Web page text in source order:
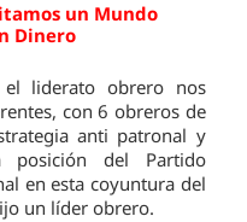
un Mundo
Dinero
el liderato obrero nos
con 6 obreros de
anti patronal y
del Partido
en esta coyuntura del
un líder obrero.